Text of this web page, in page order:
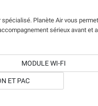
Planète Air vous
sérieux avant et
MODULE WI-FI
ET PAC